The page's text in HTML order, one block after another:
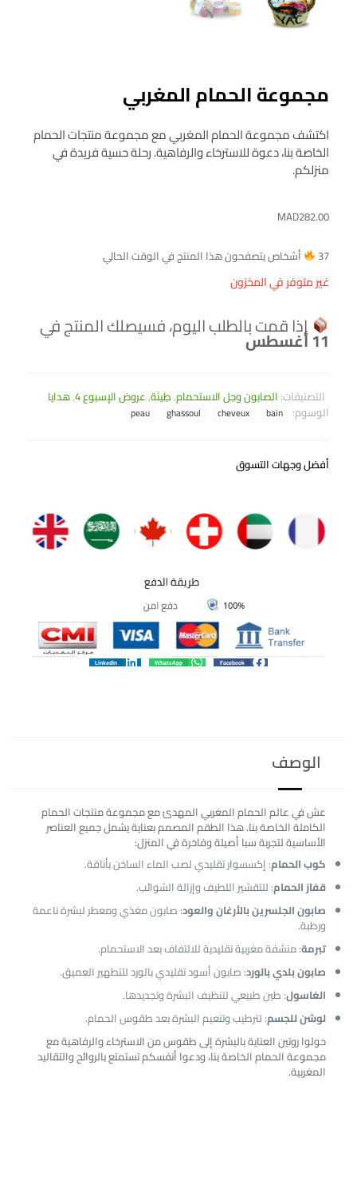
مجموعة الحمام المغربي
اكتشف مجموعة الحمام المغربي مع مجموعة منتجات الحمام
الخاصة بنا، دعوة للاسترخاء والرفاهية. رحلة حسية فريدة في
منزلكم.
MAD282.00
37 أشخاص يتصفحون هذا المنتج في الوقت الحالي
غير متوفر في المخزون
إذا قمت بالطلب اليوم، فسيصلك المنتج في
11 أغسطس
التصنيفات: الصابون وجل الاستحمام,طِينَة,عروض الإسبوع 4 ,هدايا
الوسوم: bain
cheveux
ghassoul
peau
أفضل وجهات التسوق
Facebook
WhatsApp
LinkedIn
الوصف
عش في عالم الحمام المغربي المهدئ مع مجموعة منتجات الحمام
الكاملة الخاصة بنا. هذا الطقم المصمم بعناية يشمل جميع العناصر
الأساسية لتجربة سبا أصيلة وفاخرة في المنزل:
كوب الحمام: إكسسوار تقليدي لصب الماء الساخن بأناقة.
قفاز الحمام: للتقشير اللطيف وإزالة الشوائب.
صابون الجلسرين بالأرغان والعود: صابون مغذي ومعطر لبشرة ناعمة
ورطبة.
تبرمة: منشفة مغربية تقليدية للالتفاف بعد الاستحمام.
صابون بلدي بالورد: صابون أسود تقليدي بالورد للتطهير العميق.
الغاسول: طين طبيعي لتنظيف البشرة وتجديدها.
لوشن للجسم: لترطيب وتنعيم البشرة بعد طقوس الحمام.
حولوا روتين العناية بالبشرة إلى طقوس من الاسترخاء والرفاهية مع
مجموعة الحمام الخاصة بنا، ودعوا أنفسكم تستمتع بالروائح والتقاليد
المغربية.